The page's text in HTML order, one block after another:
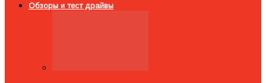
Обзоры и тест драйвы